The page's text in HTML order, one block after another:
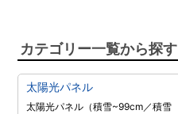
カテゴリー一覧から探す
太陽光パネル
太陽光パネル（積雪~99cm／積雪